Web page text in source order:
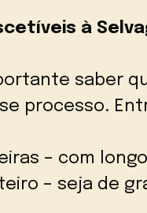
à
saber
processo.
– com
– seja de